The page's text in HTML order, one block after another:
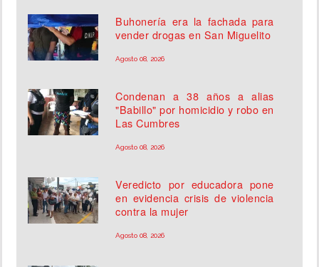
Buhonería era la fachada para
vender drogas en San Miguelito
Agosto 08, 2026
Condenan a 38 años a alias
"Babillo" por homicidio y robo en
Las Cumbres
Agosto 08, 2026
Veredicto por educadora pone
en evidencia crisis de violencia
contra la mujer
Agosto 08, 2026